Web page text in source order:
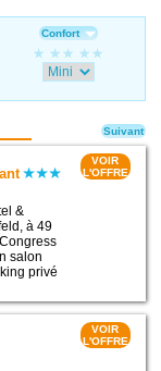
Confort
&
à 49
salon
privé
VOIR
L'OFFRE
VOIR
L'OFFRE
Suivant